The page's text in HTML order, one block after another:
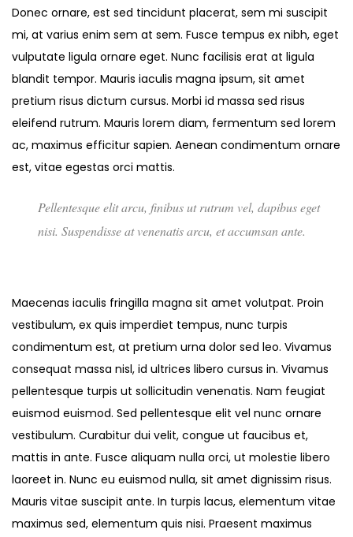
Donec ornare, est sed tincidunt placerat, sem mi suscipit
mi, at varius enim sem at sem. Fusce tempus ex nibh, eget
vulputate ligula ornare eget. Nunc facilisis erat at ligula
blandit tempor. Mauris iaculis magna ipsum, sit amet
pretium risus dictum cursus. Morbi id massa sed risus
eleifend rutrum. Mauris lorem diam, fermentum sed lorem
ac, maximus efficitur sapien. Aenean condimentum ornare
est, vitae egestas orci mattis.
Pellentesque elit arcu, finibus ut rutrum vel, dapibus eget
nisi. Suspendisse at venenatis arcu, et accumsan ante.
Maecenas iaculis fringilla magna sit amet volutpat. Proin
vestibulum, ex quis imperdiet tempus, nunc turpis
condimentum est, at pretium urna dolor sed leo. Vivamus
consequat massa nisl, id ultrices libero cursus in. Vivamus
pellentesque turpis ut sollicitudin venenatis. Nam feugiat
euismod euismod. Sed pellentesque elit vel nunc ornare
vestibulum. Curabitur dui velit, congue ut faucibus et,
mattis in ante. Fusce aliquam nulla orci, ut molestie libero
laoreet in. Nunc eu euismod nulla, sit amet dignissim risus.
Mauris vitae suscipit ante. In turpis lacus, elementum vitae
maximus sed, elementum quis nisi. Praesent maximus